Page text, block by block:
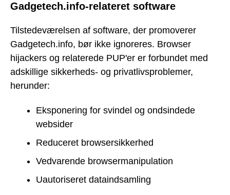
Gadgetech.info-relateret software
Tilstedeværelsen af software, der promoverer
Gadgetech.info, bør ikke ignoreres. Browser
hijackers og relaterede PUP'er er forbundet med
adskillige sikkerheds- og privatlivsproblemer,
herunder:
Eksponering for svindel og ondsindede
websider
Reduceret browsersikkerhed
Vedvarende browsermanipulation
Uautoriseret dataindsamling